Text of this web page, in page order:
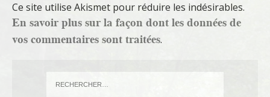
Ce site utilise Akismet pour réduire les indésirables.
En savoir plus sur la façon dont les données de
vos commentaires sont traitées.